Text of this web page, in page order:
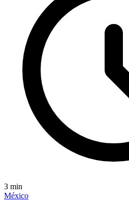
3 min
México